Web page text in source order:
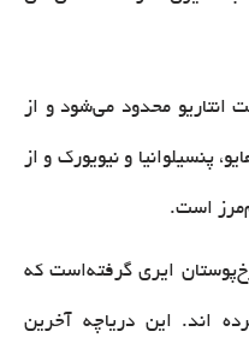
انتاریو محدود می‌شود و از
پنسیلوانیا و نیویورک و از
است.
ایری گرفته‌است که
اند. این دریاچه آخرین